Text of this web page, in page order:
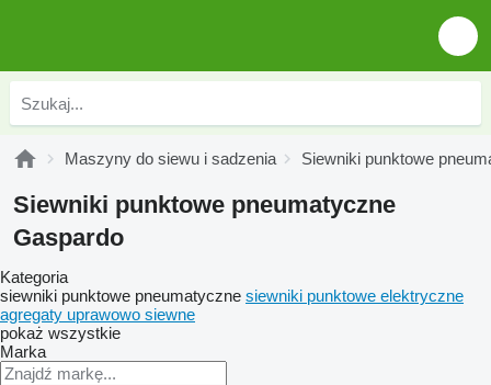
Maszyny do siewu i sadzenia Siewniki punktowe
Siewniki punktowe pneumatyczne
Gaspardo
Kategoria
siewniki punktowe pneumatyczne siewniki punktowe elektryczne
agregaty uprawowo siewne
pokaż wszystkie
Marka